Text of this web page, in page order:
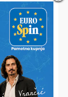
zabio četiri